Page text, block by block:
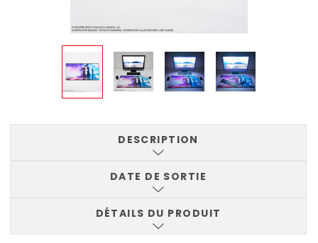
DESCRIPTION
DATE DE SORTIE
DÉTAILS DU PRODUIT